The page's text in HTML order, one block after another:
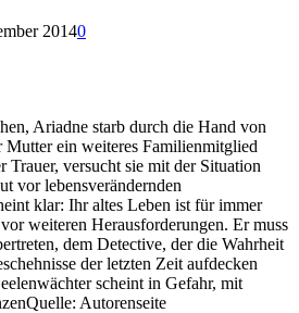
20140
Ariadne starb durch die Hand von
Mutter ein weiteres Familienmitglied
Trauer, versucht sie mit der Situation
vor lebensverändernden
klar: Ihr altes Leben ist für immer
weiteren Herausforderungen. Er muss
dem Detective, der die Wahrheit
der letzten Zeit aufdecken
scheint in Gefahr, mit
Autorenseite